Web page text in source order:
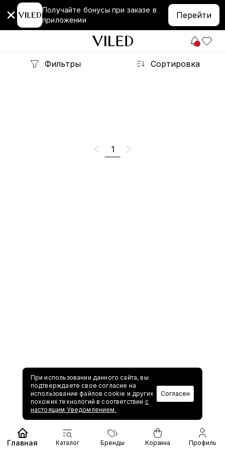
Получайте бонусы при заказе в
приложении
Перейти
Фильтры Сортировка
1
При использовании данного сайта, вы
подтверждаете свое согласие на
использование файлов cookie и других
похожих технологий в соответствии с
настоящим Уведомлением.
Согласен
Главная Каталог Бренды Корзина Профиль